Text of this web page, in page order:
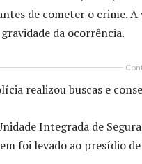
de cometer o crime.
da ocorrência.
realizou buscas e
Integrada de
foi levado ao presídio